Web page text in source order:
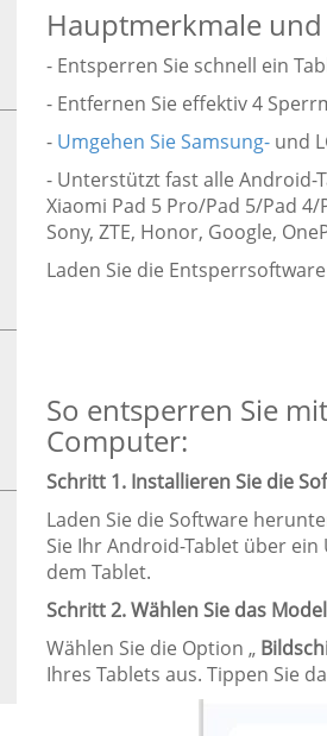
Hauptmerkmale
- Entsperren Sie schnell ein
- Entfernen Sie effektiv 4
- Umgehen Sie Samsung- und
- Unterstützt fast alle Android-
Xiaomi Pad 5 Pro/Pad 5/Pad 4/
Sony, ZTE, Honor, Google,
Laden Sie die
So entsperren Sie
Computer:
Schritt 1. Installieren Sie die
Laden Sie die Software
Sie Ihr Android-Tablet über
dem Tablet.
Schritt 2. Wählen Sie das
Wählen Sie die Option „
Ihres Tablets aus. Tippen Sie